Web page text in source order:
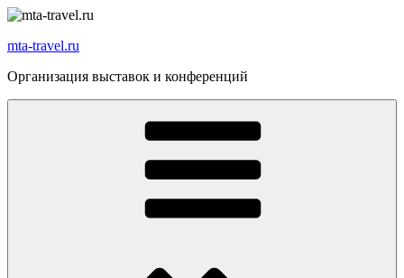
Перейти
содержимому
mta-travel.ru
Организация выставок и конференций